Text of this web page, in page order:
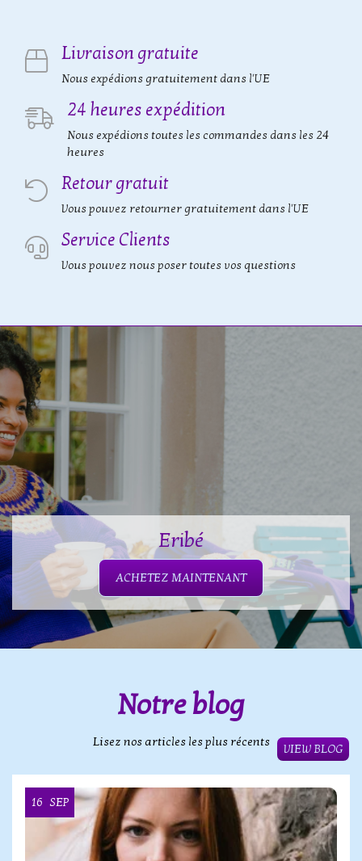
Livraison gratuite
Nous expédions gratuitement dans l'UE
24 heures expédition
Nous expédions toutes les commandes dans les 24
heures
Retour gratuit
Vous pouvez retourner gratuitement dans l'UE
Service Clients
Vous pouvez nous poser toutes vos questions
Eribé
ACHETEZ MAINTENANT
Notre blog
Lisez nos articles les plus récents
VIEW BLOG
16 SEP